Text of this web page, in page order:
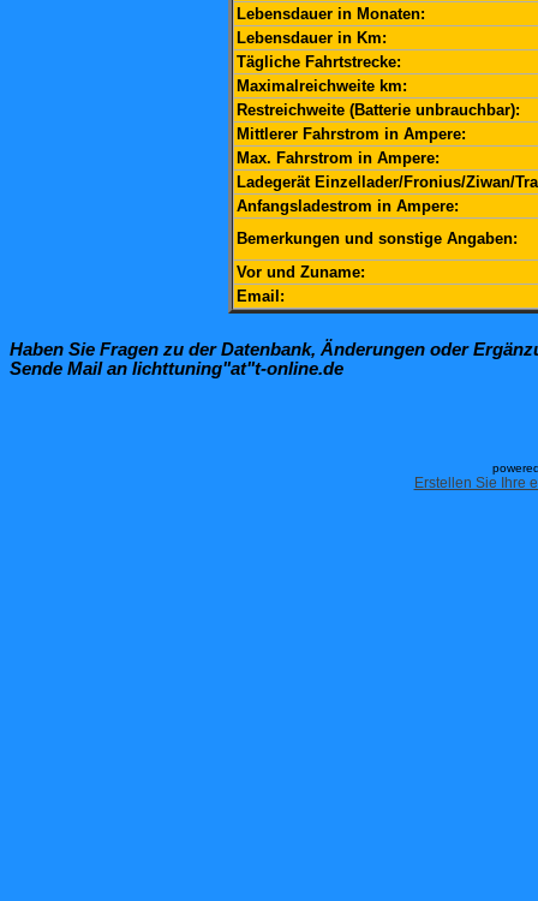
Lebensdauer in Monaten:
Lebensdauer in Km:
Tägliche Fahrtstrecke:
Maximalreichweite km:
Restreichweite (Batterie unbrauchbar):
Mittlerer Fahrstrom in Ampere:
Max. Fahrstrom in Ampere:
Ladegerät Einzellader/Fronius/Ziwan/
Anfangsladestrom in Ampere:
Bemerkungen und sonstige Angaben:
Vor und Zuname:
Email:
Haben Sie Fragen zu der Datenbank, Änderungen oder
Sende Mail an lichttuning"at"t-online.de
Erstellen Sie Ihre